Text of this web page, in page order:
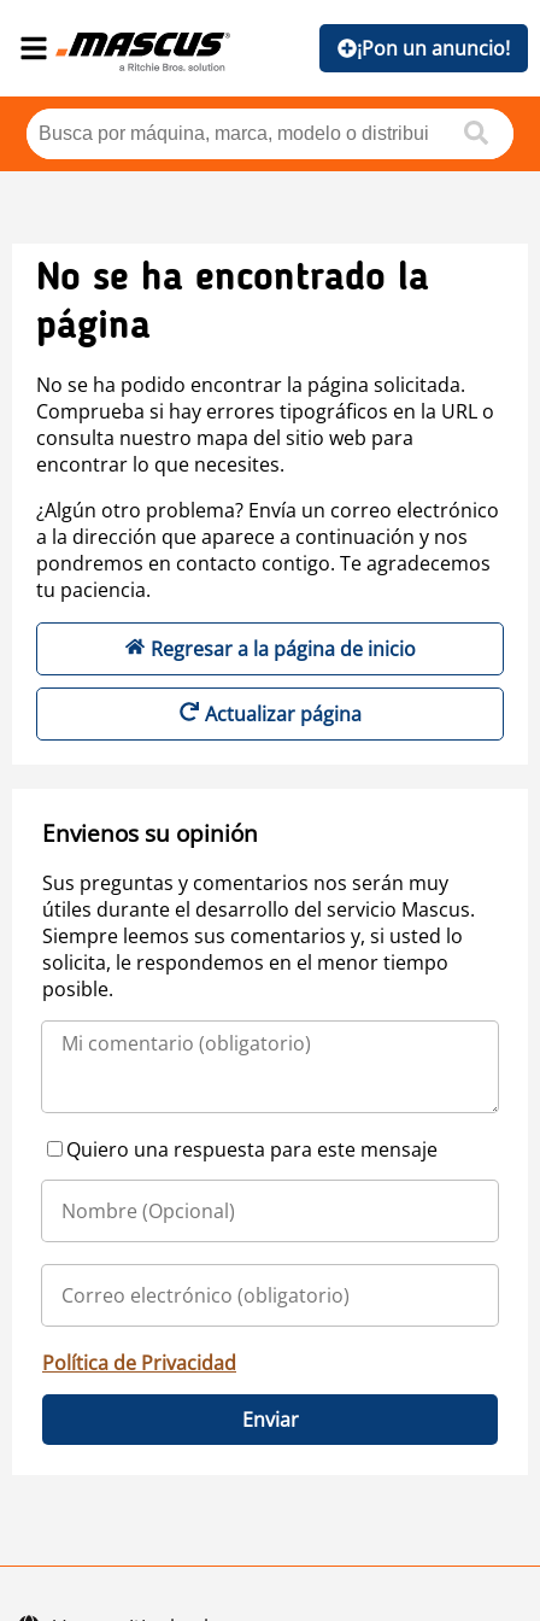
¡Pon un anuncio!
No se ha encontrado la
página
No se ha podido encontrar la página solicitada.
Comprueba si hay errores tipográficos en la URL o
consulta nuestro mapa del sitio web para
encontrar lo que necesites.
¿Algún otro problema? Envía un correo electrónico
a la dirección que aparece a continuación y nos
pondremos en contacto contigo. Te agradecemos
tu paciencia.
Regresar a la página de inicio
Actualizar página
Envienos su opinión
Sus preguntas y comentarios nos serán muy
útiles durante el desarrollo del servicio Mascus.
Siempre leemos sus comentarios y, si usted lo
solicita, le respondemos en el menor tiempo
posible.
Quiero una respuesta para este mensaje
Política de Privacidad
Enviar